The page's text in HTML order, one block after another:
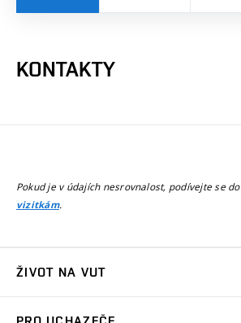
KONTAKTY
Pokud je v údajích nesrovnalost, podívejte se do
vizitkám.
ŽIVOT NA VUT